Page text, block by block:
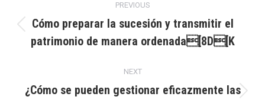
navigation
PREVIOUS
Previous
post:
Cómo preparar la sucesión y transmitir el
patrimonio de manera ordenada[8D[K
NEXT
¿Cómo se pueden gestionar eficazmente las